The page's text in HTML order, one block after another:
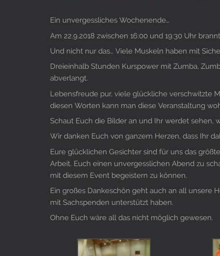
Ein unvergessliches Wochenende…
Am 22.9.2018 zwischen 16:00 und 19:30 Uhr
Und nicht nur das… Viele Muskeln haben mit
Dreieinhalb Stunden Kurspower mit Zumba,
abverlangt.
Lebensfreude pur, viele glückliche verschwitzte
diesen Worten kann man diese Veranstaltung
Schaut Euch die Bilder an und Ihr werdet sehen,
Wir danken Euch von ganzem Herzen, dass Ihr
Eure glücklichen Gesichter sind für uns das
Arbeit. Euch einen unvergesslichen Abend zu
mit diesem Event begeistern zu können.
Ein großes Dankeschön geht auch an all unsere
mit Sachspenden unterstützt haben.
Ohne Euch wäre all das nicht möglich gewesen.